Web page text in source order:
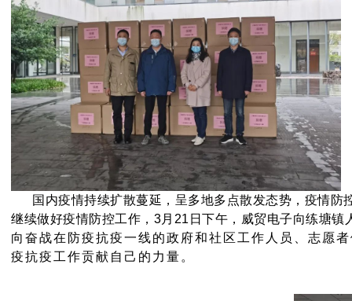
国内疫情持续扩散蔓延，呈多地多点散发态势，疫情防
继续做好疫情防控工作，3月21日下午，威贸电子向练塘镇
向奋战在防疫抗疫一线的政府和社区工作人员、志愿
疫抗疫工作贡献自己的力量。